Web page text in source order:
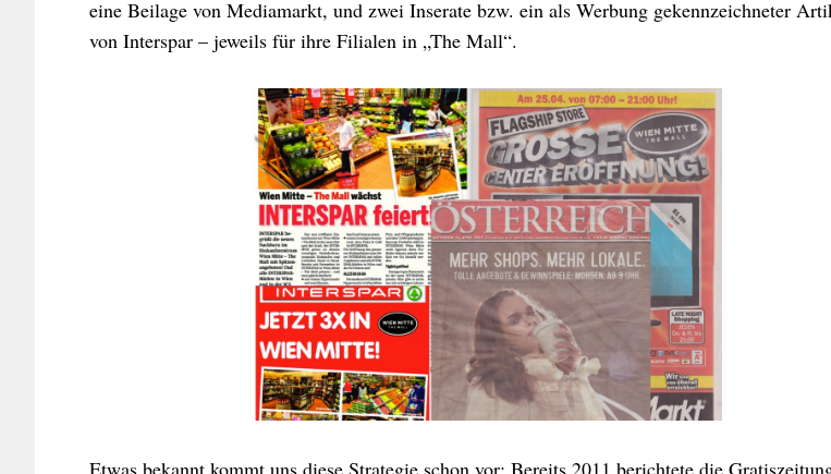
eine Beilage von Mediamarkt, und zwei Inserate bzw. ein als Werbung gekennzeichneter
von Interspar – jeweils für ihre Filialen in „The Mall“.
Etwas bekannt kommt uns diese Strategie schon vor: Bereits 2011 berichtete die